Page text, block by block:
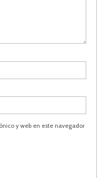
y web en este navegador